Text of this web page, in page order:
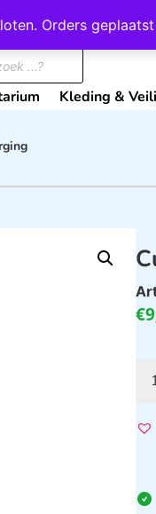
Orders
Kleding &
€